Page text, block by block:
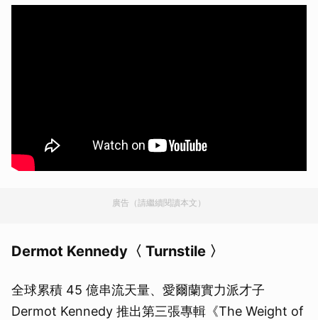
廣告（請繼續閱讀本文）
Dermot Kennedy〈 Turnstile 〉
全球累積 45 億串流天量、愛爾蘭實力派才子
Dermot Kennedy 推出第三張專輯《The Weight of